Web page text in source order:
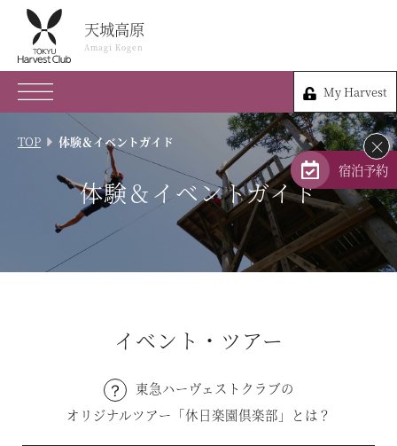
天城高原
Amagi Kogen
My Harvest
天城高原
Amagi Kogen
0557-29-1234
静岡県伊豆市冷川1524
会員権のご案内
My Harvest
宿泊プラン
体験＆イベントガイド
TOP 体験＆イベントガイド
イベント・ツアー
東急ハーヴェストクラブの
オリジナルツアー「休日楽園倶楽部」とは？
×
宿泊予約